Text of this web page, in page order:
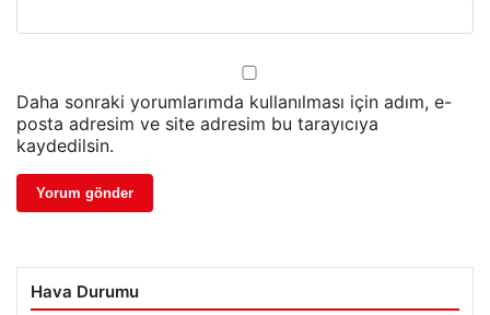
Daha sonraki yorumlarımda kullanılması için adım, e-
posta adresim ve site adresim bu tarayıcıya
kaydedilsin.
Hava Durumu